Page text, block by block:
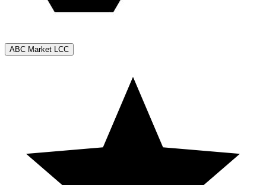
ABC Market LCC